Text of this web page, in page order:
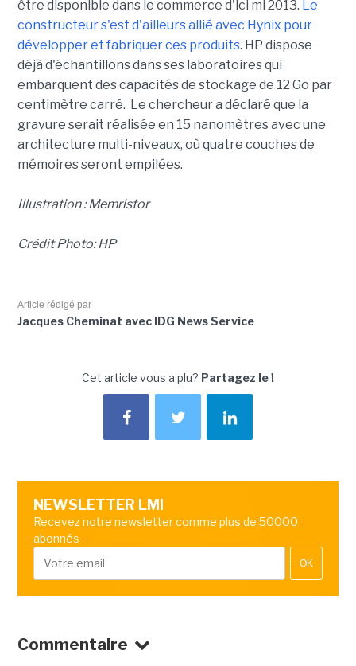
être disponible dans le commerce d'ici mi 2013. Le
constructeur s'est d'ailleurs allié avec Hynix pour
développer et fabriquer ces produits. HP dispose
déjà d'échantillons dans ses laboratoires qui
embarquent des capacités de stockage de 12 Go par
centimètre carré. Le chercheur a déclaré que la
gravure serait réalisée en 15 nanomètres avec une
architecture multi-niveaux, où quatre couches de
mémoires seront empilées.
Illustration : Memristor
Crédit Photo: HP
Article rédigé par
Jacques Cheminat avec IDG News Service
Cet article vous a plu? Partagez le !
NEWSLETTER LMI
Recevez notre newsletter comme plus de 50000
abonnés
OK
Commentaire